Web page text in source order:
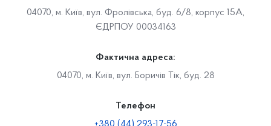
04070, м. Київ, вул. Фролівська, буд. 6/8, корпус 15А,
ЄДРПОУ 00034163
Фактична адреса:
04070, м. Київ, вул. Боричів Тік, буд. 28
Телефон